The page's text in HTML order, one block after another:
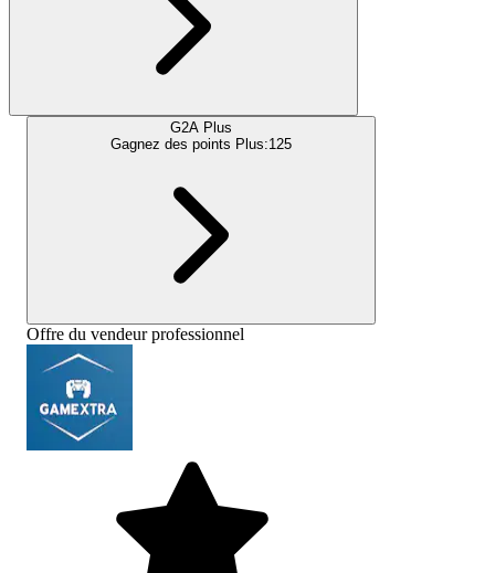
G2A Plus
Gagnez des points Plus:125
Offre du vendeur professionnel